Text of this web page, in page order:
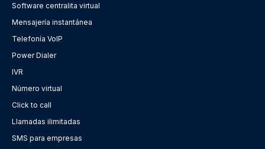
Software centralita virtual
Mensajería instantánea
Telefonía VoIP
Power Dialer
IVR
Número virtual
Click to call
Llamadas ilimitadas
SMS para empresas